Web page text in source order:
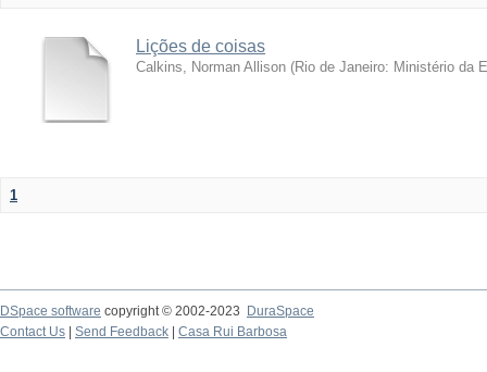
Lições de coisas
Calkins, Norman Allison (Rio de Janeiro: Ministério da
1
DSpace software copyright © 2002-2023
DuraSpace
Contact Us
Send Feedback Casa Rui Barbosa